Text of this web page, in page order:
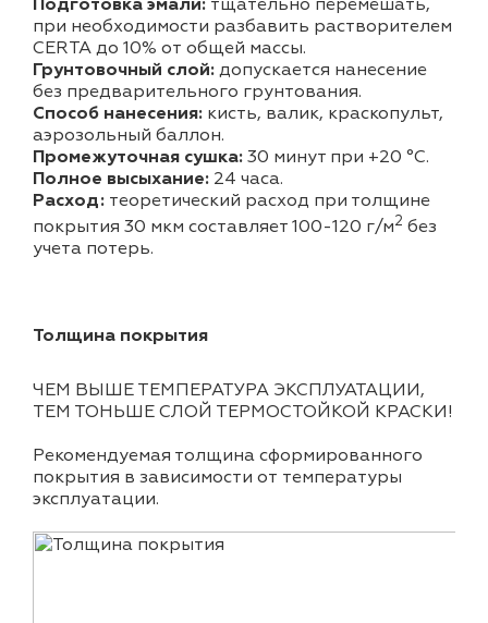
Подготовка эмали: тщательно перемешать,
при необходимости разбавить растворителем
CERTA до 10% от общей массы.
Грунтовочный слой: допускается нанесение
без предварительного грунтования.
Способ нанесения: кисть, валик, краскопульт,
аэрозольный баллон.
Промежуточная сушка: 30 минут при +20 °С.
Полное высыхание: 24 часа.
Расход: теоретический расход при толщине
покрытия 30 мкм составляет 100-120 г/м2 без
учета потерь.
Толщина покрытия
ЧЕМ ВЫШЕ ТЕМПЕРАТУРА ЭКСПЛУАТАЦИИ,
ТЕМ ТОНЬШЕ СЛОЙ ТЕРМОСТОЙКОЙ КРАСКИ!
Рекомендуемая толщина сформированного
покрытия в зависимости от температуры
эксплуатации.